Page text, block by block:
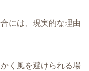
には、現実的な理由
く風を避けられる場